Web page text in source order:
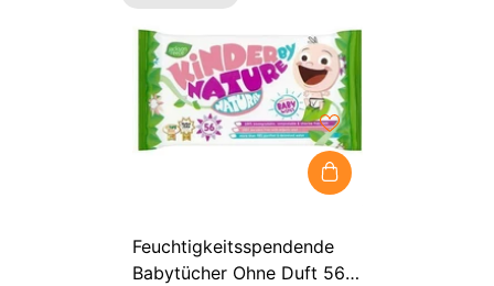
Feuchtigkeitsspendende
Babytücher Ohne Duft 56